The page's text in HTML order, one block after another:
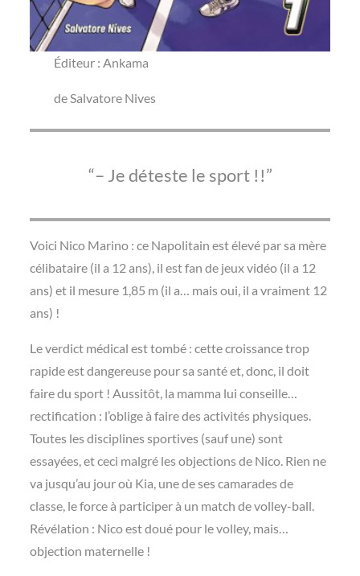
Éditeur : Ankama
de Salvatore Nives
– Je déteste le sport !!
Voici Nico Marino : ce Napolitain est élevé par sa mère
célibataire (il a 12 ans), il est fan de jeux vidéo (il a 12
ans) et il mesure 1,85 m (il a… mais oui, il a vraiment 12
ans) !
Le verdict médical est tombé : cette croissance trop
rapide est dangereuse pour sa santé et, donc, il doit
faire du sport ! Aussitôt, la mamma lui conseille…
rectification : l’oblige à faire des activités physiques.
Toutes les disciplines sportives (sauf une) sont
essayées, et ceci malgré les objections de Nico. Rien ne
va jusqu’au jour où Kia, une de ses camarades de
classe, le force à participer à un match de volley-ball.
Révélation : Nico est doué pour le volley, mais…
objection maternelle !